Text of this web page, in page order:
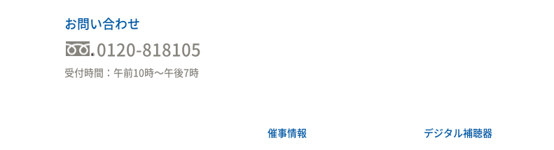
お問い合わせ
0120-818105
受付時間：午前10時〜午後7時
催事情報 デジタル補聴器